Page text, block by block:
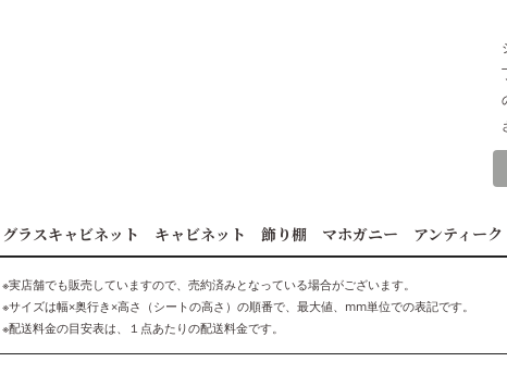
グラスキャビネット キャビネット 飾り棚 マホガニー アンティー
※実店舗でも販売していますので、売約済みとなっている場合がございます。
※サイズは幅×奥行き×高さ（シートの高さ）の順番で、最大値、mm単位での表記です。
※配送料金の目安表は、１点あたりの配送料金です。